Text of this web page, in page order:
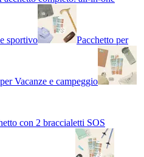
sportivo Pacchetto per
Vacanze e campeggio
con 2 braccialetti SOS